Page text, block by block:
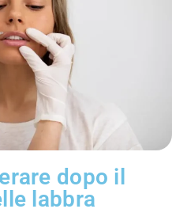
dopo il
labbra